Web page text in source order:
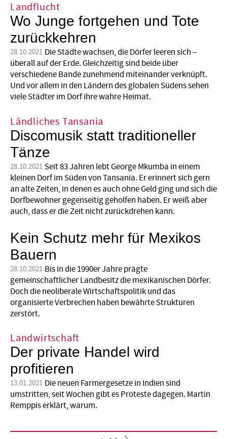
Landflucht
Wo Junge fortgehen und Tote
zurückkehren
28.10.2021 Die Städte wachsen, die Dörfer leeren sich –
überall auf der Erde. Gleichzeitig sind beide über
verschiedene Bande zunehmend miteinander verknüpft.
Und vor allem in den Ländern des globalen Südens sehen
viele Städter im Dorf ihre wahre Heimat.
Ländliches Tansania
Discomusik statt traditioneller
Tänze
28.10.2021 Seit 83 Jahren lebt George Mkumba in einem
kleinen Dorf im Süden von Tansania. Er erinnert sich gern
an alte Zeiten, in denen es auch ohne Geld ging und sich die
Dorfbewohner gegenseitig geholfen haben. Er weiß aber
auch, dass er die Zeit nicht zurückdrehen kann.
Kein Schutz mehr für Mexikos
Bauern
28.10.2021 Bis in die 1990er Jahre prägte
gemeinschaftlicher Landbesitz die mexikanischen Dörfer.
Doch die neoliberale Wirtschaftspolitik und das
organisierte Verbrechen haben bewährte Strukturen
zerstört.
Landwirtschaft
Der private Handel wird
profitieren
13.01.2021 Die neuen Farmergesetze in Indien sind
umstritten, seit Wochen gibt es Proteste dagegen. Martin
Remppis erklärt, warum.